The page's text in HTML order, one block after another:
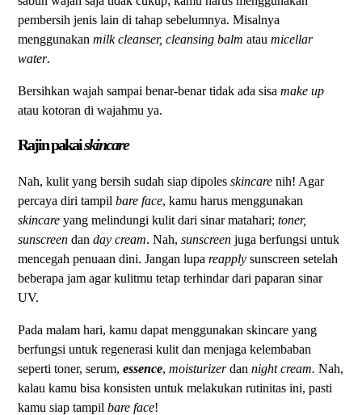
pembersih jenis lain di tahap sebelumnya. Misalnya
menggunakanmilk cleanser, cleansing balm ataumicellar
water.
Bersihkan wajah sampai benar-benar tidak ada sisamake up
atau kotoran di wajahmu ya.
Rajin pakaiskincare
Nah, kulit yang bersih sudah siap dipolesskincare nih! Agar
percaya diri tampilbare face, kamu harus menggunakan
skincare yang melindungi kulit dari sinar matahari;toner,
sunscreen danday cream. Nah,sunscreen juga berfungsi untuk
mencegah penuaan dini. Jangan lupareapply sunscreen setelah
beberapa jam agar kulitmu tetap terhindar dari paparan sinar
UV.
Pada malam hari, kamu dapat menggunakan skincare yang
berfungsi untuk regenerasi kulit dan menjaga kelembaban
seperti toner, serum,essence,moisturizerdannight cream. Nah,
kalau kamu bisa konsisten untuk melakukan rutinitas ini, pasti
kamu siap tampilbare face!